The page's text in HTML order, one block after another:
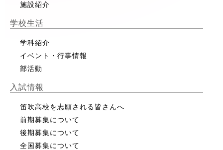
施設紹介
学校生活
学科紹介
イベント・行事情報
部活動
入試情報
笛吹高校を志願される皆さんへ
前期募集について
後期募集について
全国募集について